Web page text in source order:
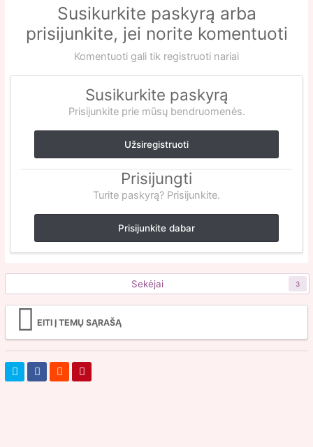
Susikurkite paskyrą arba
prisijunkite, jei norite komentuoti
Komentuoti gali tik registruoti nariai
Susikurkite paskyrą
Prisijunkite prie mūsų bendruomenės.
Užsiregistruoti
Prisijungti
Turite paskyrą? Prisijunkite.
Prisijunkite dabar
Sekėjai 3
EITI Į TEMŲ SĄRAŠĄ